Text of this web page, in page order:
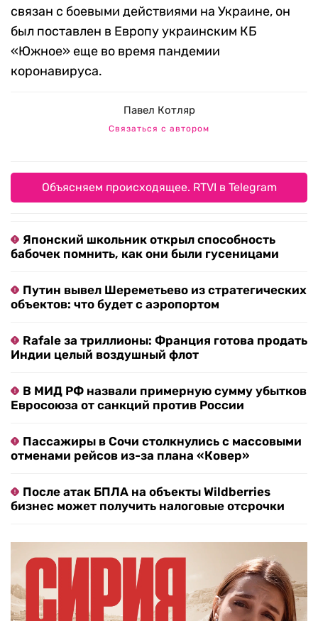
связан с боевыми действиями на Украине, он
был поставлен в Европу украинским КБ
«Южное» еще во время пандемии
коронавируса.
Павел Котляр
Связаться с автором
Объясняем происходящее. RTVI в Telegram
Японский школьник открыл способность
бабочек помнить, как они были гусеницами
Путин вывел Шереметьево из стратегических
объектов: что будет с аэропортом
Rafale за триллионы: Франция готова продать
Индии целый воздушный флот
В МИД РФ назвали примерную сумму убытков
Евросоюза от санкций против России
Пассажиры в Сочи столкнулись с массовыми
отменами рейсов из-за плана «Ковер»
После атак БПЛА на объекты Wildberries
бизнес может получить налоговые отсрочки